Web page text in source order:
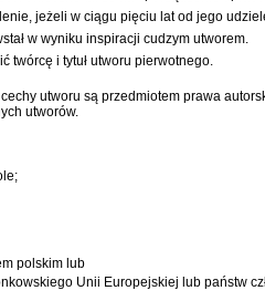
jeżeli w ciągu pięciu lat od jego
w wyniku inspiracji cudzym utworem.
twórcę i tytuł utworu pierwotnego.
utworu są przedmiotem prawa
utworów.
polskim lub
Unii Europejskiej lub państw